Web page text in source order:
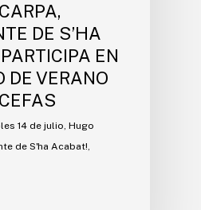
DE S’HA
EN
DE VERANO
14 de julio, Hugo
de S'ha Acabat!,